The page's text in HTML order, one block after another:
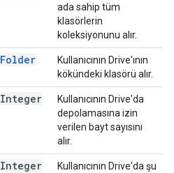
ada sahip tüm
klasörlerin
koleksiyonunu alır.
Folder
Kullanıcının Drive'ının
kökündeki klasörü alır.
Integer
Kullanıcının Drive'da
depolamasına izin
verilen bayt sayısını
alır.
Integer
Kullanıcının Drive'da şu